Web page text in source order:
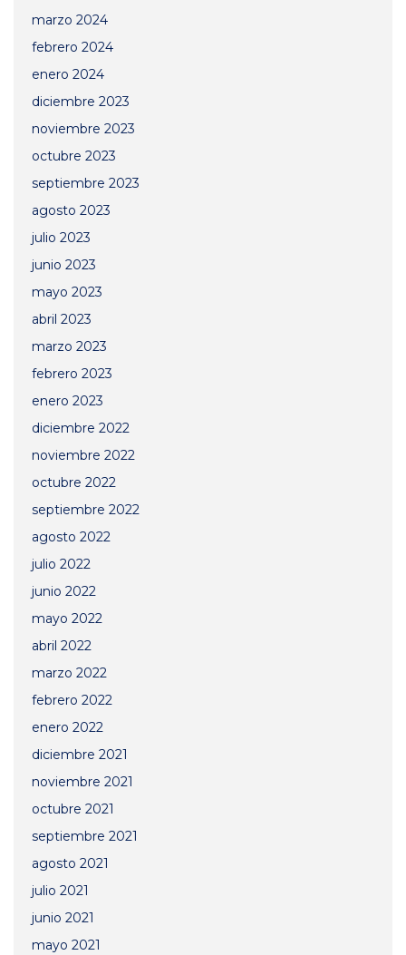
marzo 2024
febrero 2024
enero 2024
diciembre 2023
noviembre 2023
octubre 2023
septiembre 2023
agosto 2023
julio 2023
junio 2023
mayo 2023
abril 2023
marzo 2023
febrero 2023
enero 2023
diciembre 2022
noviembre 2022
octubre 2022
septiembre 2022
agosto 2022
julio 2022
junio 2022
mayo 2022
abril 2022
marzo 2022
febrero 2022
enero 2022
diciembre 2021
noviembre 2021
octubre 2021
septiembre 2021
agosto 2021
julio 2021
junio 2021
mayo 2021